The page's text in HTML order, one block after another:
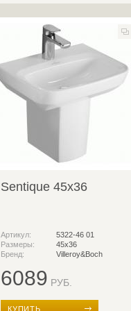
Sentique 45x36
Артикул:
5322-46 01
Размеры:
45х36
Бренд:
Villeroy&Boch
6089 РУБ.
КУПИТЬ